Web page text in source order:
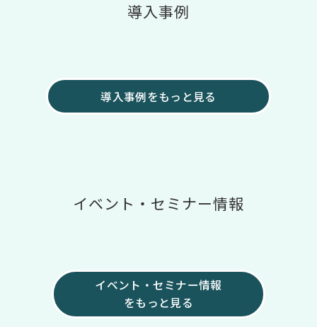
導入事例
導入事例をもっと見る
イベント・セミナー情報
イベント・セミナー情報
をもっと見る